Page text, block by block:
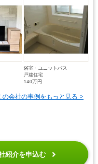
浴室・ユニットバス
戸建住宅
140万円
の会社の事例をもっと見る >
紹介を申込む